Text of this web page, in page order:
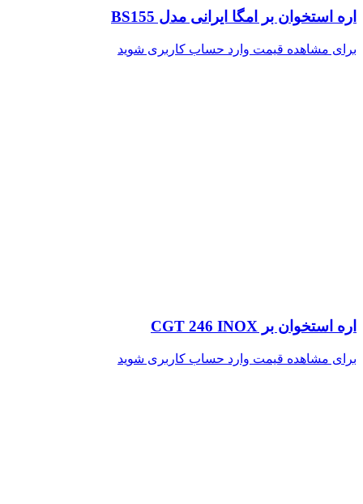
اره استخوان بر امگا ایرانی مدل BS155
برای مشاهده قیمت وارد حساب کاربری شوید
اره استخوان بر CGT 246 INOX
برای مشاهده قیمت وارد حساب کاربری شوید